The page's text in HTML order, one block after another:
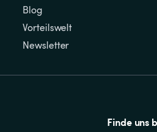
Blog
Vorteilswelt
Newsletter
Finde uns